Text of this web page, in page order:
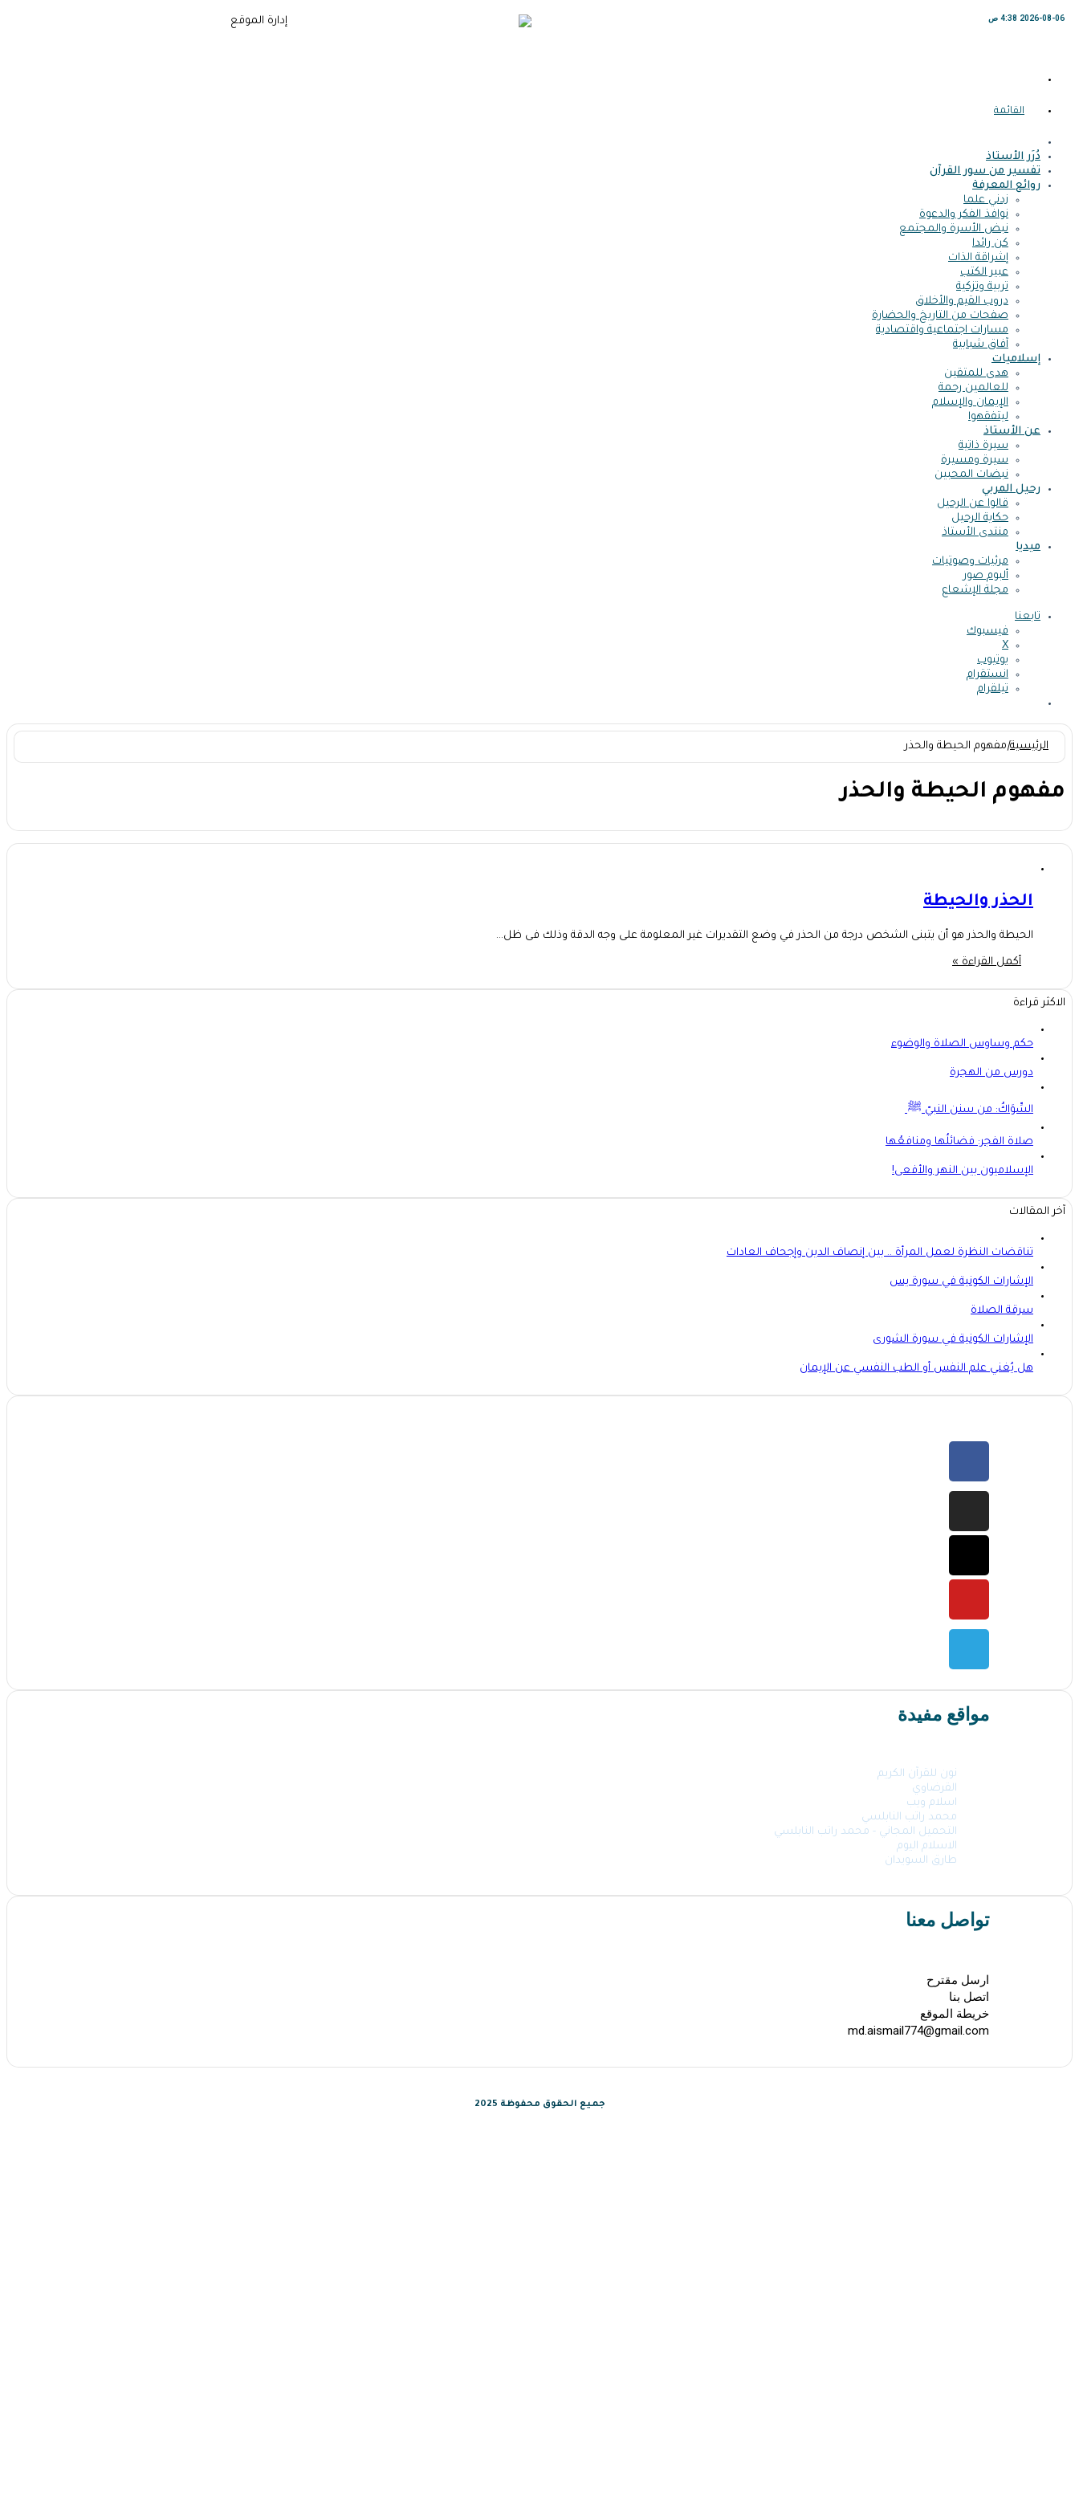
2026-08-06 4:38 ص
القائمة
دُرَر الأستاذ
تفسير من سور القرآن
روائع المعرفة
زدني علما
نوافذ الفكر والدعوة
نبض الأسرة والمجتمع
كن رائدا
إشراقة الذات
عبير الكتب
تربية وتزكية
دروب القيم والأخلاق
صفحات من التاريخ والحضارة
مسارات اجتماعية واقتصادية
آفاق شبابية
إسلاميات
هدى للمتقين
للعالمين رحمة
الإيمان والإسلام
ليتفقهوا
عن الأستاذ
سيرة ذاتية
سيرة ومسيرة
نبضات المحبين
رحيل المربي
قالوا عن الرحيل
حكاية الرحيل
منتدى الأستاذ
ميديا
مرئيات وصوتيات
ألبوم صور
مجلة الإشعاع
تابعنا
فيسبوك
X
يوتيوب
انستقرام
تيلقرام
الرئيسية|مفهوم الحيطة والحذر
مفهوم الحيطة والحذر
الحذر والحيطة
الحيطة والحذر هو أن يتبنى الشخص درجة من الحذر في وضع التقديرات غير المعلومة على وجه الدقة وذلك فى ظل…
أكمل القراءة »
الاكثر قراءة
حكم وساوس الصلاة والوضوء
دورس من الهجرة
السِّوَاكُ: من سنن النبيّ ﷺ
صلاة الفجر: فضائلُها ومنافعُها
الإسلاميون بين النهر والأفعى!
آخر المقالات
تناقضات النظرة لعمل المرأة .. بين إنصاف الدين وإجحاف العادات
الإشارات الكونية في سورة يس
سرقة الصلاة
الإشارات الكونية في سورة الشورى
هل يُغني علم النفس أو الطب النفسي عن الإيمان
مواقع مفيدة
نون للقرآن الكريم
القرضاوي
اسلام ويب
محمد راتب النابلسي
التحميل المجاني - محمد راتب النابلسي
الاسلام اليوم
طارق السويدان
تواصل معنا
ارسل مقترح
اتصل بنا
خريطة الموقع
md.aismail774@gmail.com
جميع الحقوق محفوظة 2025